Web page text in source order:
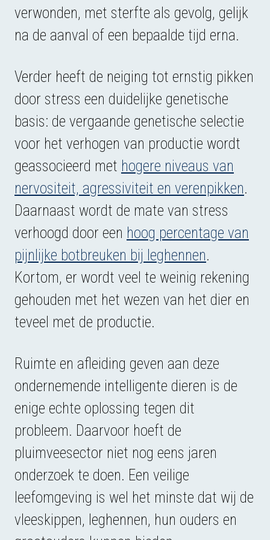
verwonden, met sterfte als gevolg, gelijk
na de aanval of een bepaalde tijd erna.
Verder heeft de neiging tot ernstig pikken
door stress een duidelijke genetische
basis: de vergaande genetische selectie
voor het verhogen van productie wordt
geassocieerd met hogere niveaus van
nervositeit, agressiviteit en verenpikken.
Daarnaast wordt de mate van stress
verhoogd door een hoog percentage van
pijnlijke botbreuken bij leghennen.
Kortom, er wordt veel te weinig rekening
gehouden met het wezen van het dier en
teveel met de productie.
Ruimte en afleiding geven aan deze
ondernemende intelligente dieren is de
enige echte oplossing tegen dit
probleem. Daarvoor hoeft de
pluimveesector niet nog eens jaren
onderzoek te doen. Een veilige
leefomgeving is wel het minste dat wij de
vleeskippen, leghennen, hun ouders en